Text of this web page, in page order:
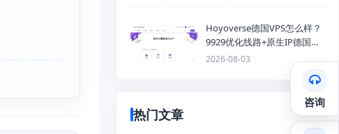
Hoyoverse德国VPS怎么样？
9929优化线路+原生IP德国
KVM VPS推荐
2026-08-03
热门文章
咨询